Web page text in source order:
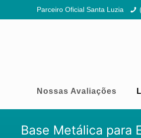
Parceiro Oficial Santa Luzia
Nossas Avaliações
Base Metálica para